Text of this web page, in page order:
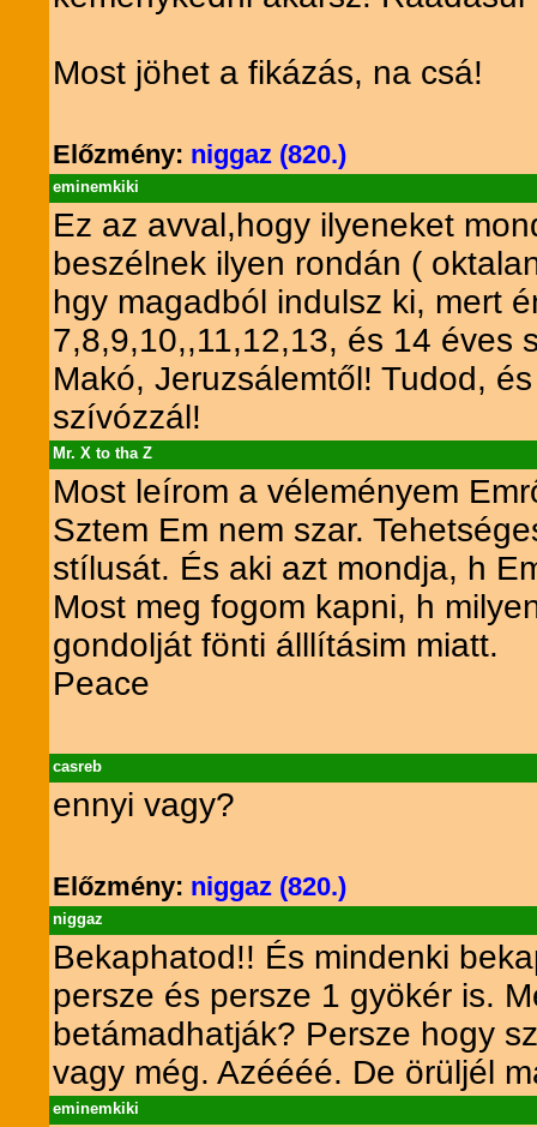
Most jöhet a fikázás, na csá!
Előzmény: niggaz (820.)
eminemkiki
Ez az avval,hogy ilyeneket
beszélnek ilyen rondán (
hgy magadból indulsz ki, mert
7,8,9,10,,11,12,13, és 14 éves
Makó, Jeruzsálemtől! Tudod,
szívózzál!
Mr. X to tha Z
Most leírom a véleményem
Sztem Em nem szar.
stílusát. És aki azt mondja, h
Most meg fogom kapni, h
gondolját fönti álllításim miatt.
Peace
casreb
ennyi vagy?
Előzmény: niggaz (820.)
niggaz
Bekaphatod!! És mindenki
persze és persze 1 gyökér is.
betámadhatják? Persze hogy
vagy még. Azéééé. De örüljél
eminemkiki